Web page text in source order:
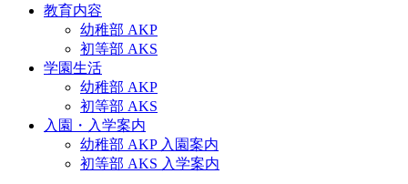
教育内容
幼稚部 AKP
初等部 AKS
学園生活
幼稚部 AKP
初等部 AKS
入園・入学案内
幼稚部 AKP 入園案内
初等部 AKS 入学案内